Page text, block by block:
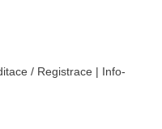
/ Registrace | Info-